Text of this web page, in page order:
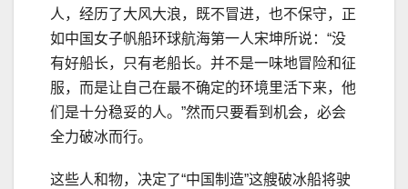
人，经历了大风大浪，既不冒进，也不保守，正
如‌中国女子帆船环球航海第一人‌宋坤所说：“没
有好船长，只有老船长。并不是一味地冒险和征
服，而是让自己在最不确定的环境里活下来，他
们是十分稳妥的人。”然而只要看到机会，必会
全力破冰而行。
这些人和物，决定了“中国制造”这艘破冰船将驶